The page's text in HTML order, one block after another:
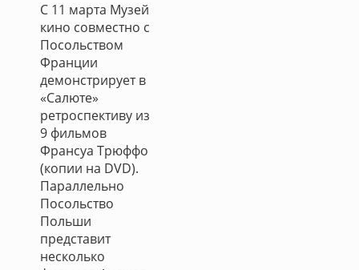
С 11 марта Музей
кино совместно с
Посольством
Франции
демонстрирует в
«Салюте»
ретроспективу из
9 фильмов
Франсуа Трюффо
(копии на DVD).
Параллельно
Посольство
Польши
представит
несколько